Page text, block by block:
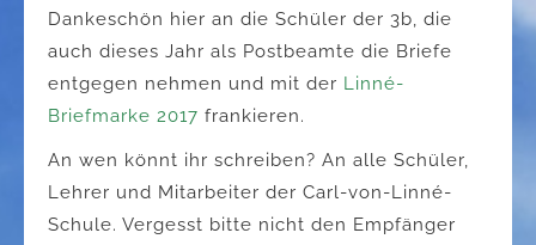
Dankeschön hier an die Schüler der 3b, die
auch dieses Jahr als Postbeamte die Briefe
entgegen nehmen und mit der Linné-
Briefmarke 2017 frankieren.
An wen könnt ihr schreiben? An alle Schüler,
Lehrer und Mitarbeiter der Carl-von-Linné-
Schule. Vergesst bitte nicht den Empfänger